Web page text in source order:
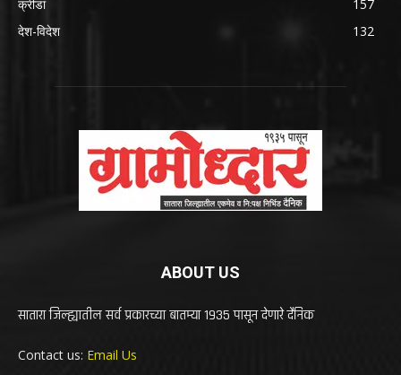
क्रीडा
157
देश-विदेश
132
ABOUT US
सातारा जिल्ह्यातील सर्व प्रकारच्या बातम्या 1935 पासून देणारे दैनिक
Contact us: Email Us